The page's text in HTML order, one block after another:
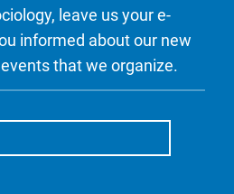
leave us your e-
informed about our new
that we organize.